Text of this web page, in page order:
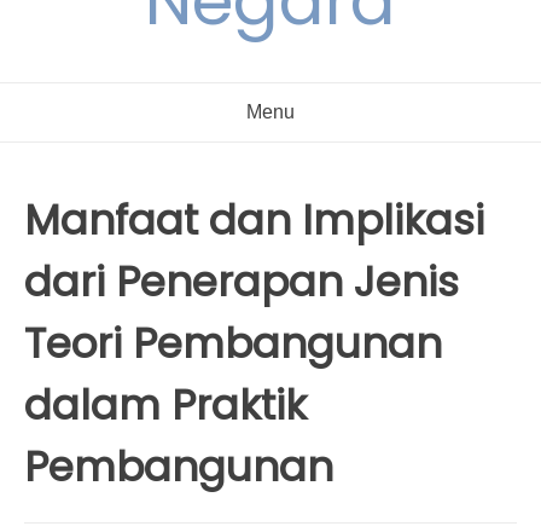
Menu
Manfaat dan Implikasi
dari Penerapan Jenis
Teori Pembangunan
dalam Praktik
Pembangunan